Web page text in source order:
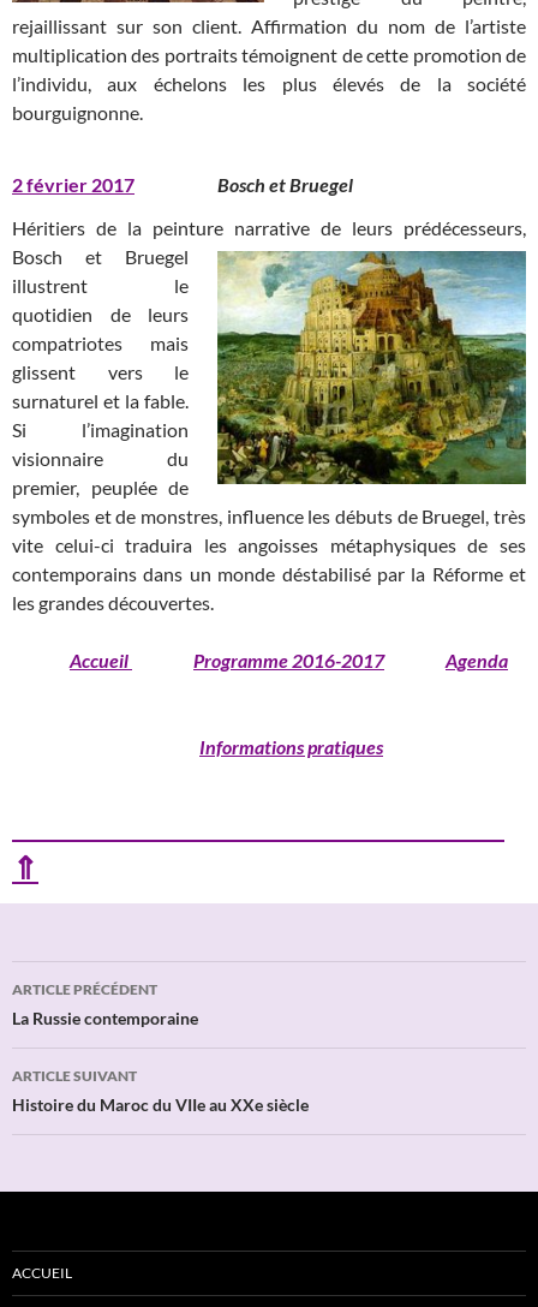
rejaillissant sur son client. Affirmation du nom de l’artiste
multiplication des portraits témoignent de cette promotion de
l’individu, aux échelons les plus élevés de la société
bourguignonne.
2 février 2017
Bosch et Bruegel
Héritiers de la peinture narrative de leurs prédécesseurs,
Bosch et Bruegel
illustrent le
quotidien de leurs
compatriotes mais
glissent vers le
surnaturel et la fable.
Si l’imagination
visionnaire du
premier, peuplée de
symboles et de monstres, influence les débuts de Bruegel, très
vite celui-ci traduira les angoisses métaphysiques de ses
contemporains dans un monde déstabilisé par la Réforme et
les grandes découvertes.
Accueil Programme 2016-2017 Agenda
Informations pratiques
⇑
Navigation
des
articles
ARTICLE PRÉCÉDENT
La Russie contemporaine
ARTICLE SUIVANT
Histoire du Maroc du VIIe au XXe siècle
ACCUEIL